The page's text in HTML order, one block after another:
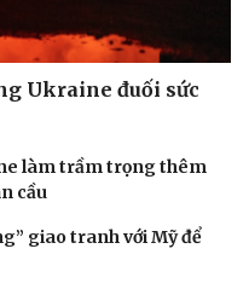
Ukraine đuối sức
làm trầm trọng thêm
cầu
giao tranh với Mỹ để